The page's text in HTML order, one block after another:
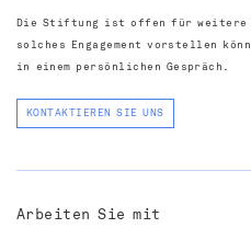
Die Stiftung ist offen für weitere
solches Engagement vorstellen
in einem persönlichen Gespräch.
KONTAKTIEREN SIE UNS
Arbeiten Sie mit